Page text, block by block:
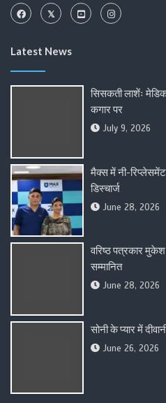
Latest News
सिसकती लाशेंः
कगार पर
July 9, 2026
मैक्स में नी-
डिस्चार्ज
June 28, 2026
वरिष्ठ पत्रकार मुकेश
सम्मानित
June 28, 2026
सोनी के प्यार में
June 26, 2026